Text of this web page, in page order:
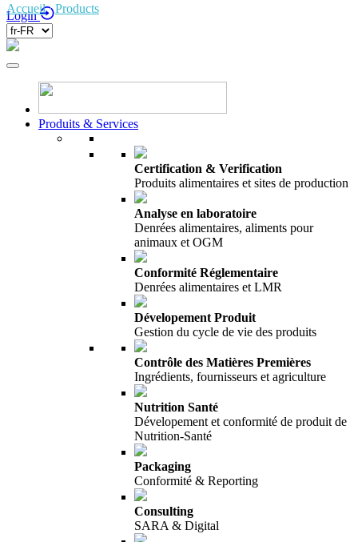
Login
Produits & Services
Certification & Verification
Produits alimentaires et sites de production
Analyse en laboratoire
Denrées alimentaires, aliments pour
animaux et OGM
Conformité Réglementaire
Denrées alimentaires et LMR
Dévelopement Produit
Gestion du cycle de vie des produits
Contrôle des Matières Premières
Ingrédients, fournisseurs et agriculture
Nutrition Santé
Dévelopement et conformité de produit de
Nutrition-Santé
Packaging
Conformité & Reporting
Consulting
SARA & Digital
Accueil/Products